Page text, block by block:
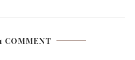
COMMENT